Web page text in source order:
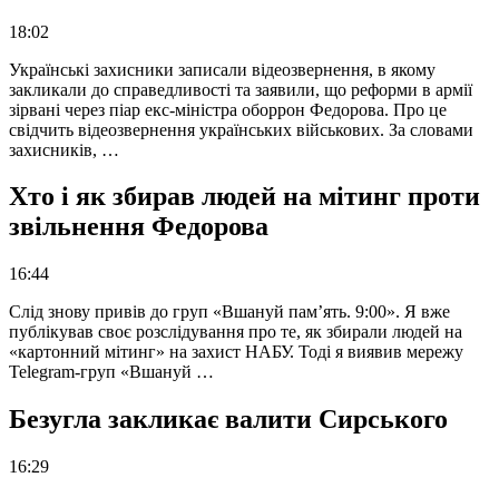
18:02
Українські захисники записали відеозвернення, в якому
закликали до справедливості та заявили, що реформи в армії
зірвані через піар екс-міністра оборрон Федорова. Про це
свідчить відеозвернення українських військових. За словами
захисників, …
Хто і як збирав людей на мітинг проти
звільнення Федорова
16:44
Слід знову привів до груп «Вшануй пам’ять. 9:00». Я вже
публікував своє розслідування про те, як збирали людей на
«картонний мітинг» на захист НАБУ. Тоді я виявив мережу
Telegram-груп «Вшануй …
Безугла закликає валити Сирського
16:29